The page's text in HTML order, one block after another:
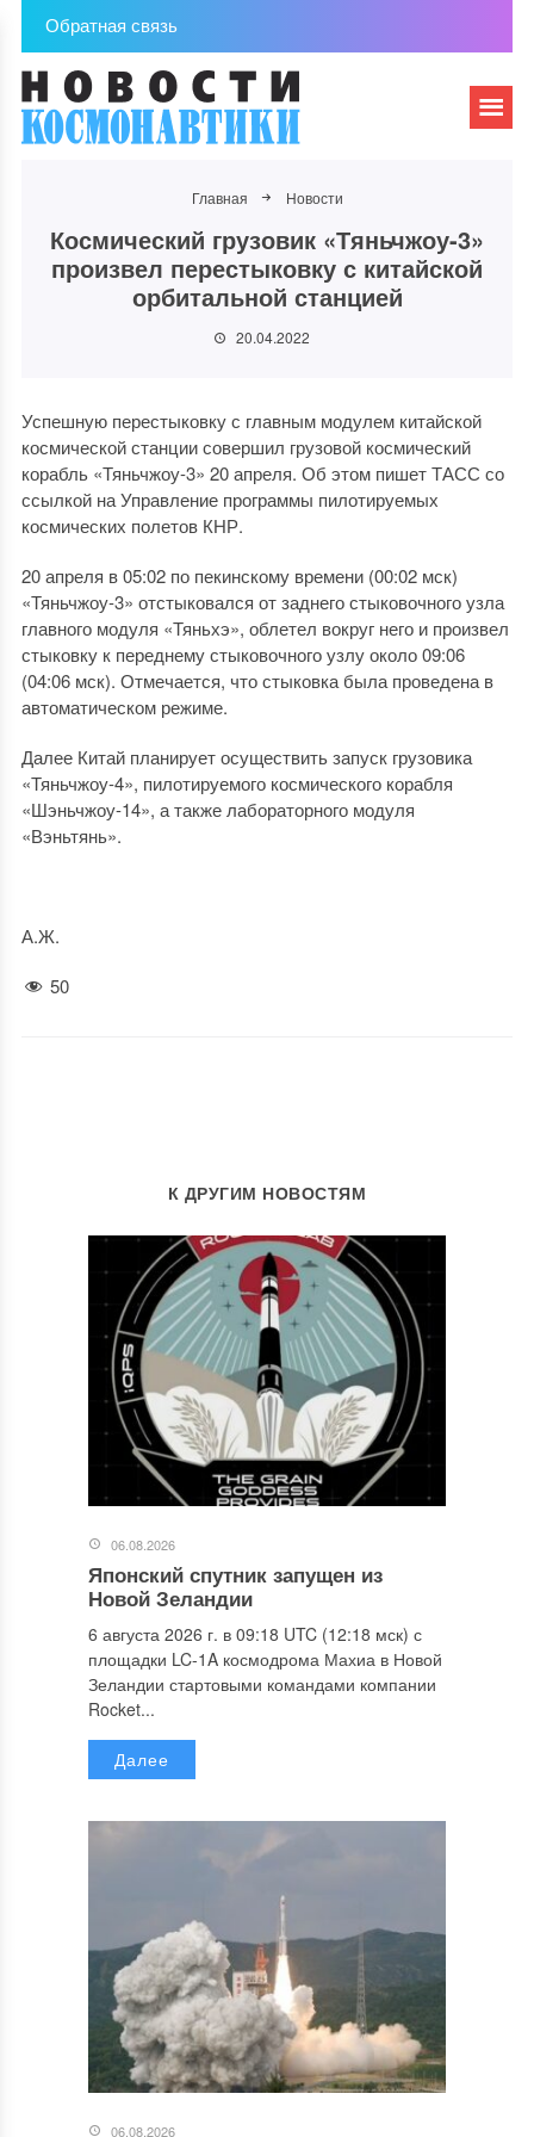
Обратная связь
Главная Новости
Космический грузовик «Тяньчжоу-3»
произвел перестыковку с китайской
орбитальной станцией
20.04.2022
Успешную перестыковку с главным модулем китайской
космической станции совершил грузовой космический
корабль «Тяньчжоу-3» 20 апреля. Об этом пишет ТАСС со
ссылкой на Управление программы пилотируемых
космических полетов КНР.
20 апреля в 05:02 по пекинскому времени (00:02 мск)
«Тяньчжоу-3» отстыковался от заднего стыковочного узла
главного модуля «Тяньхэ», облетел вокруг него и произвел
стыковку к переднему стыковочного узлу около 09:06
(04:06 мск). Отмечается, что стыковка была проведена в
автоматическом режиме.
Далее Китай планирует осуществить запуск грузовика
«Тяньчжоу-4», пилотируемого космического корабля
«Шэньчжоу-14», а также лабораторного модуля
«Вэньтянь».
А.Ж.
50
К ДРУГИМ НОВОСТЯМ
06.08.2026
Японский спутник запущен из
Новой Зеландии
6 августа 2026 г. в 09:18 UTC (12:18 мск) с
площадки LC-1A космодрома Махиа в Новой
Зеландии стартовыми командами компании
Rocket...
Далее
06.08.2026